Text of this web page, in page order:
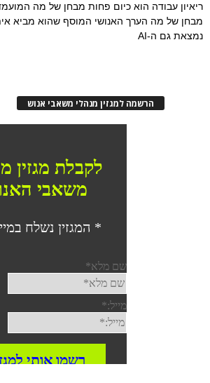
ריאיון עבודה הוא כיום פחות מבחן של מה המועמד
מבחן של מה הערך האנושי המוסף שהוא מביא
נמצאת גם ה-AI
הרשמה למגזין מנהלי משאבי אנוש